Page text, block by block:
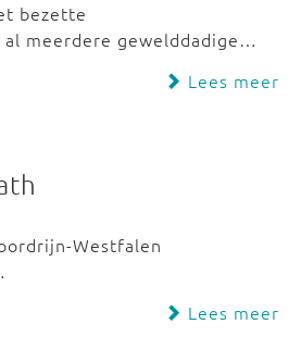
bezette
meerdere gewelddadige…
Lees meer
Westfalen
Lees meer